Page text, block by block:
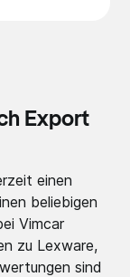
Export
einen
beliebigen
Vimcar
zu Lexware,
sind